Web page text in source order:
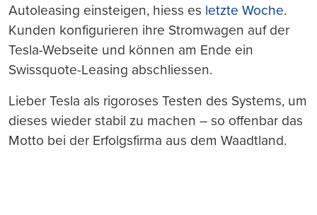
Autoleasing einsteigen, hiess es letzte Woche.
Kunden konfigurieren ihre Stromwagen auf der
Tesla-Webseite und können am Ende ein
Swissquote-Leasing abschliessen.
Lieber Tesla als rigoroses Testen des Systems, um
dieses wieder stabil zu machen – so offenbar das
Motto bei der Erfolgsfirma aus dem Waadtland.